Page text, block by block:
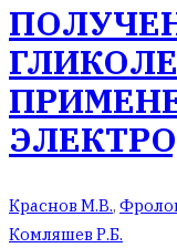
Краснов М.В.,
Комляшев Р.Б.